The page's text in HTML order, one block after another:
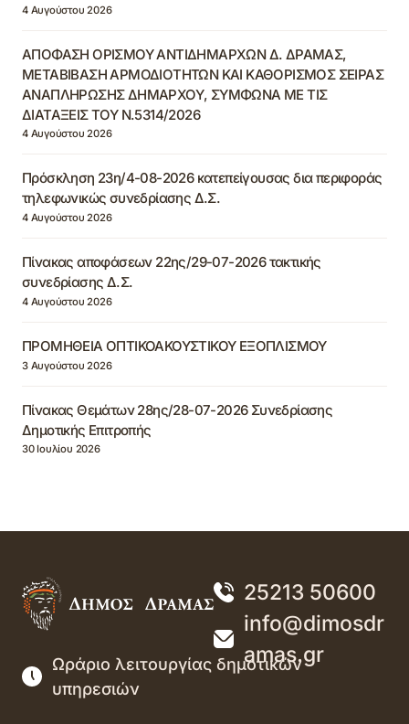
4 Αυγούστου 2026
ΑΠΟΦΑΣΗ ΟΡΙΣΜΟΥ ΑΝΤΙΔΗΜΑΡΧΩΝ Δ. ΔΡΑΜΑΣ,
ΜΕΤΑΒΙΒΑΣΗ ΑΡΜΟΔΙΟΤΗΤΩΝ ΚΑΙ ΚΑΘΟΡΙΣΜΟΣ ΣΕΙΡΑΣ
ΑΝΑΠΛΗΡΩΣΗΣ ΔΗΜΑΡΧΟΥ, ΣΥΜΦΩΝΑ ΜΕ ΤΙΣ
ΔΙΑΤΑΞΕΙΣ ΤΟΥ Ν.5314/2026
4 Αυγούστου 2026
Πρόσκληση 23η/4-08-2026 κατεπείγουσας δια περιφοράς
τηλεφωνικώς συνεδρίασης Δ.Σ.
4 Αυγούστου 2026
Πίνακας αποφάσεων 22ης/29-07-2026 τακτικής
συνεδρίασης Δ.Σ.
4 Αυγούστου 2026
ΠΡΟΜΗΘΕΙΑ ΟΠΤΙΚΟΑΚΟΥΣΤΙΚΟΥ ΕΞΟΠΛΙΣΜΟΥ
3 Αυγούστου 2026
Πίνακας Θεμάτων 28ης/28-07-2026 Συνεδρίασης
Δημοτικής Επιτροπής
30 Ιουλίου 2026
25213 50600
info@dimosdr
amas.gr
Ωράριο λειτουργίας δημοτικών
υπηρεσιών